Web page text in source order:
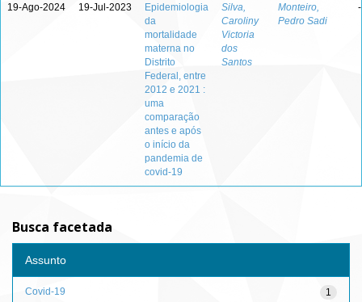
19-Ago-2024 19-Jul-2023
Epidemiologia
da
mortalidade
materna no
Distrito
Federal, entre
2012 e 2021 :
uma
comparação
antes e após
o início da
pandemia de
covid-19
Silva,
Caroliny
Victoria
dos
Santos
Monteiro,
Pedro Sadi
-
Busca facetada
Assunto
1
Covid-19